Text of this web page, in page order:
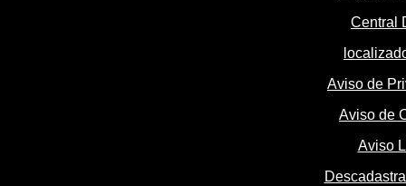
Central
Aviso de
Aviso de
Aviso